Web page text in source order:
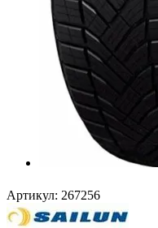
Артикул: 267256